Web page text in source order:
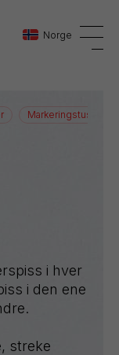
Norge
Markeringstusjer
i hver
i den ene
streke